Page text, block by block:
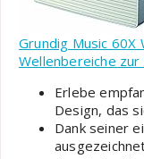
Grundig Music 60X
Wellenbereiche zur
Erlebe
Design, das
Dank seiner